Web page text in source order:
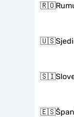
🇷🇴
🇺🇸
🇸🇮
🇪🇸